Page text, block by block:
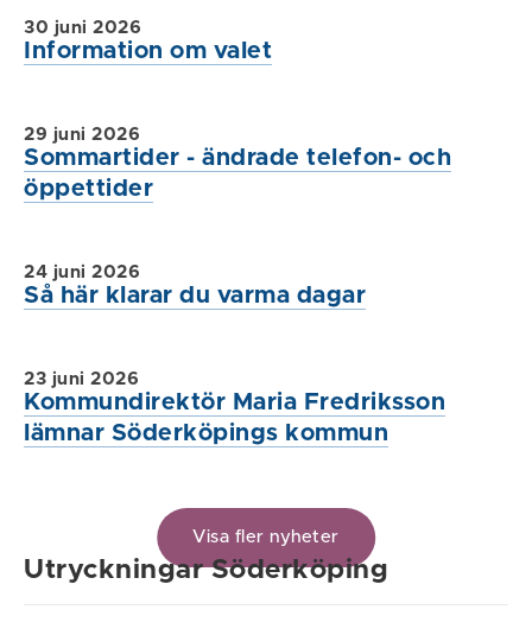
Information om valet
30 juni 2026
Sommartider - ändrade telefon- och
öppettider
29 juni 2026
Så här klarar du varma dagar
24 juni 2026
Kommundirektör Maria Fredriksson
lämnar Söderköpings kommun
23 juni 2026
Visa fler nyheter
Utryckningar Söderköping